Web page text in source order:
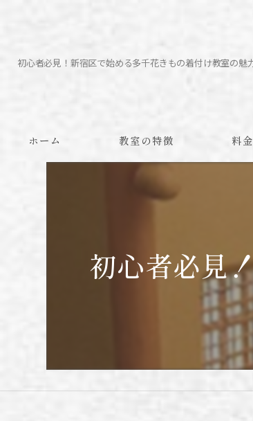
初心者必見！新宿区で始める多千花きもの着付け教室の魅
ホーム 教室の特徴 料金
初心者必見